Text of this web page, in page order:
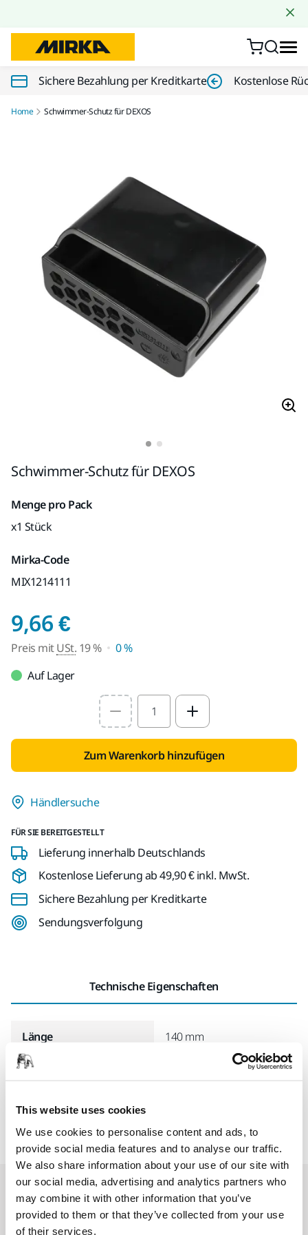
This website uses cookies
We use cookies to personalise content and ads, to
provide social media features and to analyse our traffic.
We also share information about your use of our site with
our social media, advertising and analytics partners who
may combine it with other information that you’ve
provided to them or that they’ve collected from your use
of their services.
Sichere Bezahlung per Kreditkarte Kostenlose
Home Schwimmer-Schutz für DEXOS
Schwimmer-Schutz für DEXOS
Menge pro Pack
x1 Stück
Mirka-Code
MIX1214111
9,66 €Preis mit USt. 19 %
Preis mitUSt. 19 %
0 %
Auf Lager
Select quantity value
Zum Warenkorb hinzufügen
Händlersuche
FÜR SIE BEREITGESTELLT
Lieferung innerhalb Deutschlands
Kostenlose Lieferung ab 49,90 € inkl. MwSt.
Sichere Bezahlung per Kreditkarte
Sendungsverfolgung
Technische Eigenschaften
Länge 140 mm
Breite
Accessoires & Zubehör